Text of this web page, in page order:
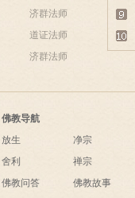
济群法师
道证法师
济群法师
佛教导航
放生
舍利
佛教问答
净宗
禅宗
佛教故事